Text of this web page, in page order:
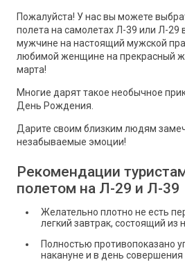
Пожалуйста! У нас вы можете
полета на самолетах Л-39 или Л-
мужчине на настоящий мужской
любимой женщине на прекрасный
марта!
Многие дарят такое необычное
День Рождения.
Дарите своим близким людям
незабываемые эмоции!
Рекомендации
полетом на Л-29 и Л-39
Желательно плотно не есть
легкий завтрак, состоящий из
Полностью противопоказано
накануне и в день совершения